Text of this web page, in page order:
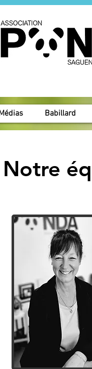
Babillard
Notre